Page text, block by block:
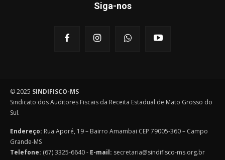
Siga-nos
© 2025 SINDIFISCO-MS
Sindicato dos Auditores Fiscais da Receita Estadual de Mato Grosso do
Sul.
Endereço: Rua Aporé, 19 – Bairro Amambai CEP 79005-360 – Campo
Grande-MS
Telefone: (67) 3325-6640 - E-mail: secretaria@sindifisco-ms.org.br